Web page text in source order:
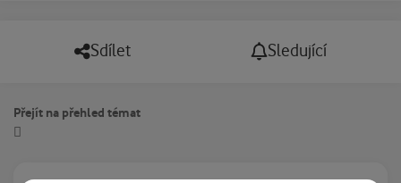
Sdílet Sledující
Přejít na přehled témat